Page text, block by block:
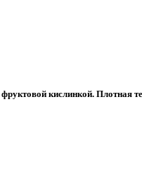
кислинкой. Плотная